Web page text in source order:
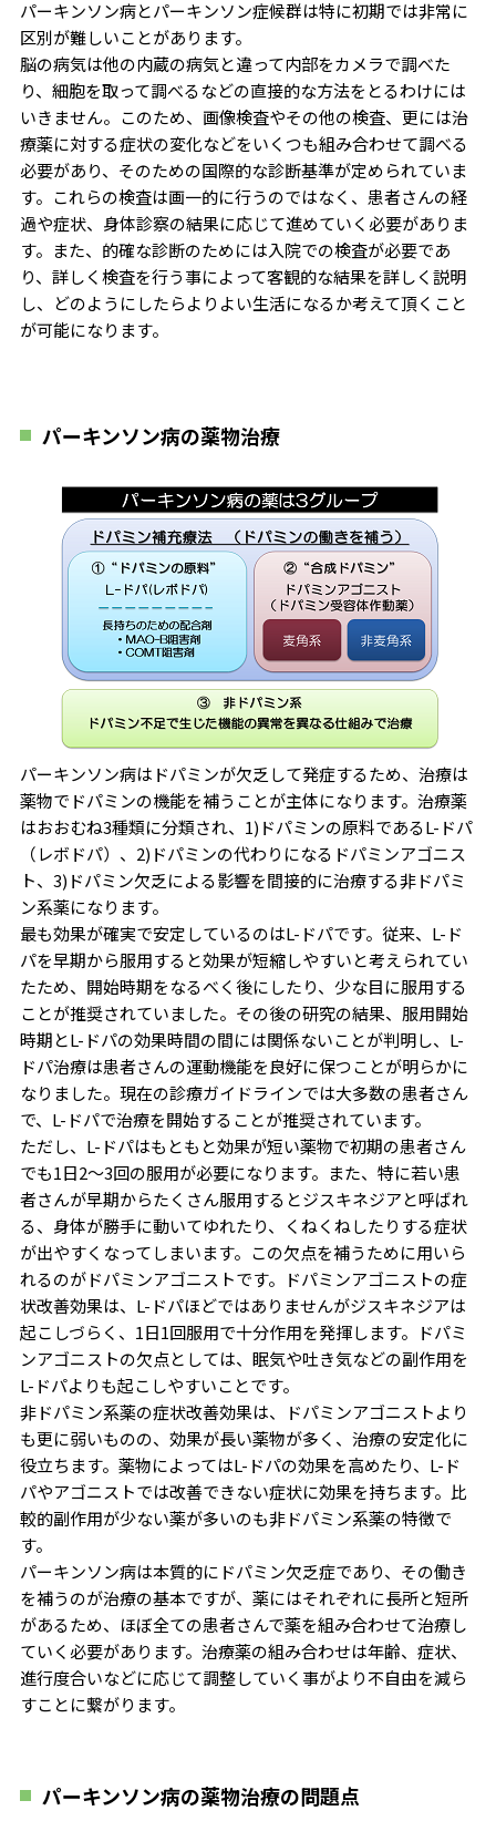
パーキンソン病とパーキンソン症候群は特に初期では非常に
区別が難しいことがあります。
脳の病気は他の内蔵の病気と違って内部をカメラで調べた
り、細胞を取って調べるなどの直接的な方法をとるわけには
いきません。このため、画像検査やその他の検査、更には治
療薬に対する症状の変化などをいくつも組み合わせて調べる
必要があり、そのための国際的な診断基準が定められていま
す。これらの検査は画一的に行うのではなく、患者さんの経
過や症状、身体診察の結果に応じて進めていく必要がありま
す。また、的確な診断のためには入院での検査が必要であ
り、詳しく検査を行う事によって客観的な結果を詳しく説明
し、どのようにしたらよりよい生活になるか考えて頂くこと
が可能になります。
パーキンソン病の薬物治療
パーキンソン病はドパミンが欠乏して発症するため、治療は
薬物でドパミンの機能を補うことが主体になります。治療薬
はおおむね3種類に分類され、1)ドパミンの原料であるL-ドパ
（レボドパ）、2)ドパミンの代わりになるドパミンアゴニス
ト、3)ドパミン欠乏による影響を間接的に治療する非ドパミ
ン系薬になります。
最も効果が確実で安定しているのはL-ドパです。従来、L-ド
パを早期から服用すると効果が短縮しやすいと考えられてい
たため、開始時期をなるべく後にしたり、少な目に服用する
ことが推奨されていました。その後の研究の結果、服用開始
時期とL-ドパの効果時間の間には関係ないことが判明し、L-
ドパ治療は患者さんの運動機能を良好に保つことが明らかに
なりました。現在の診療ガイドラインでは大多数の患者さん
で、L-ドパで治療を開始することが推奨されています。
ただし、L-ドパはもともと効果が短い薬物で初期の患者さん
でも1日2～3回の服用が必要になります。また、特に若い患
者さんが早期からたくさん服用するとジスキネジアと呼ばれ
る、身体が勝手に動いてゆれたり、くねくねしたりする症状
が出やすくなってしまいます。この欠点を補うために用いら
れるのがドパミンアゴニストです。ドパミンアゴニストの症
状改善効果は、L-ドパほどではありませんがジスキネジアは
起こしづらく、1日1回服用で十分作用を発揮します。ドパミ
ンアゴニストの欠点としては、眠気や吐き気などの副作用を
L-ドパよりも起こしやすいことです。
非ドパミン系薬の症状改善効果は、ドパミンアゴニストより
も更に弱いものの、効果が長い薬物が多く、治療の安定化に
役立ちます。薬物によってはL-ドパの効果を高めたり、L-ド
パやアゴニストでは改善できない症状に効果を持ちます。比
較的副作用が少ない薬が多いのも非ドパミン系薬の特徴で
す。
パーキンソン病は本質的にドパミン欠乏症であり、その働き
を補うのが治療の基本ですが、薬にはそれぞれに長所と短所
があるため、ほぼ全ての患者さんで薬を組み合わせて治療し
ていく必要があります。治療薬の組み合わせは年齢、症状、
進行度合いなどに応じて調整していく事がより不自由を減ら
すことに繋がります。
パーキンソン病の薬物治療の問題点